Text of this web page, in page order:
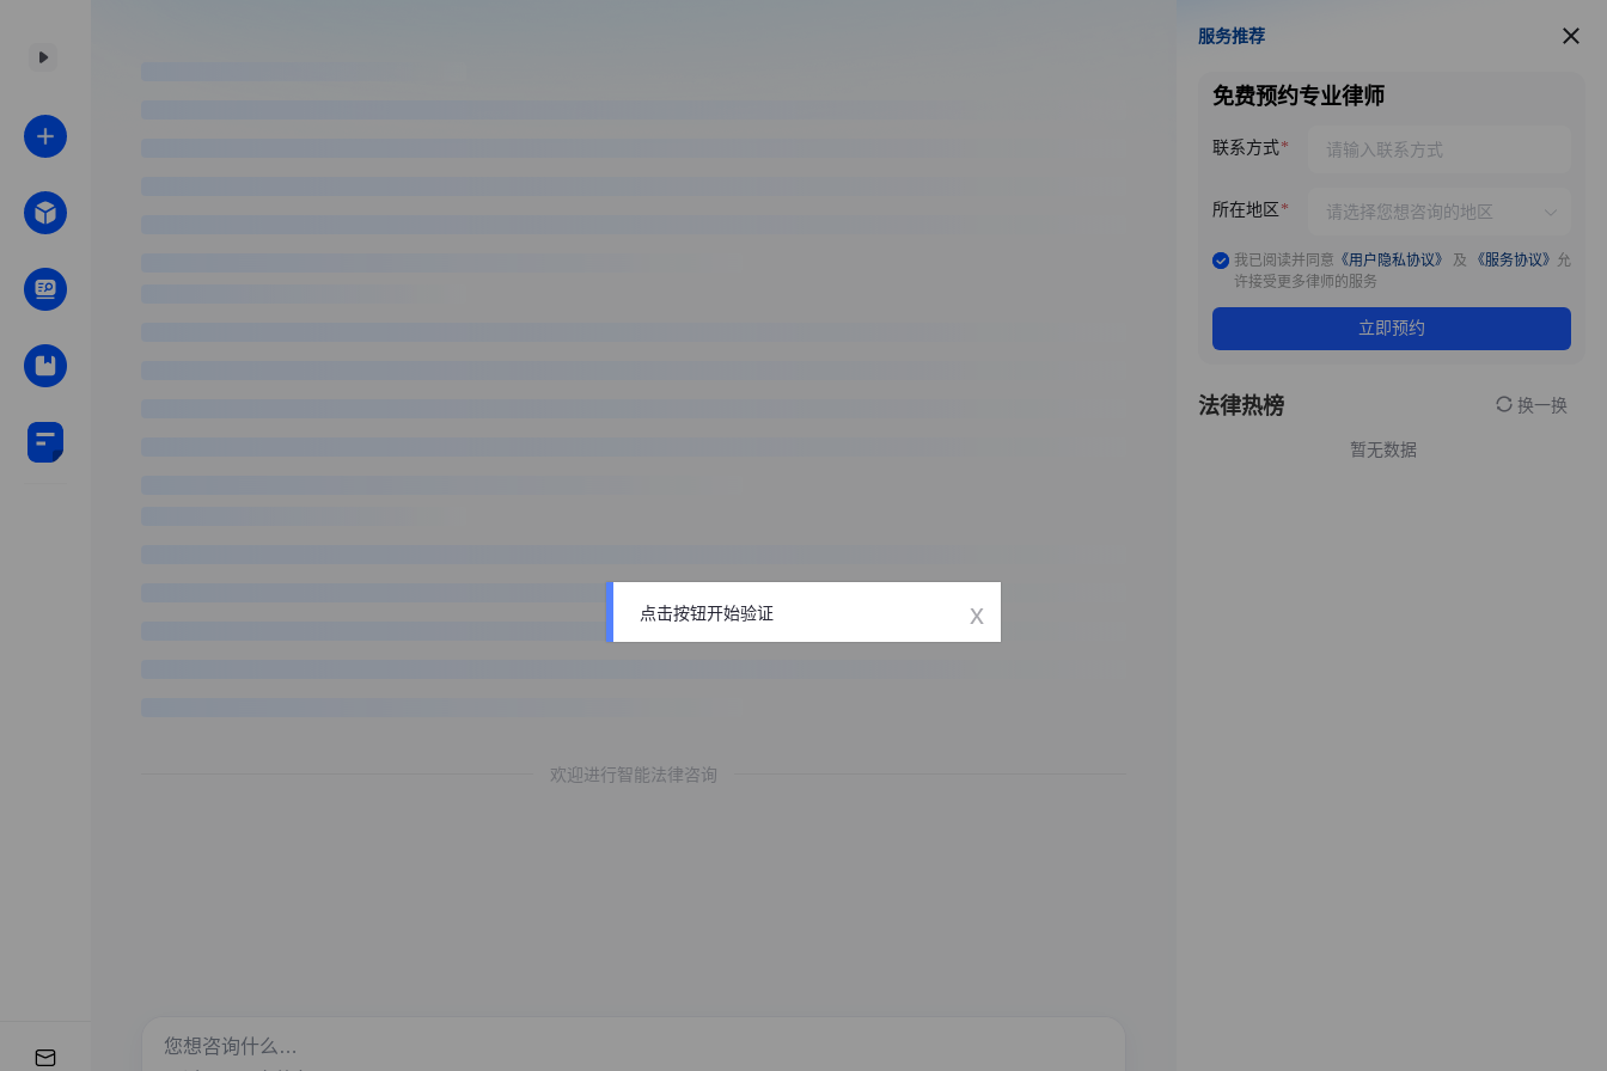
欢迎进行智能法律咨询
服务推荐
服务推荐
免费预约专业律师
联系方式
所在地区
我已阅读并同意 《用户隐私协议》 及 《服务协议》 允
许接受更多律师的服务
立即预约
法律热榜 换一换
暂无数据
点击按钮开始验证 x